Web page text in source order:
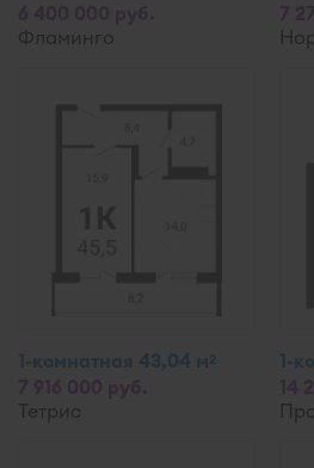
Фламинго
1-комнатная 43,04 м2
Тетрис
1-